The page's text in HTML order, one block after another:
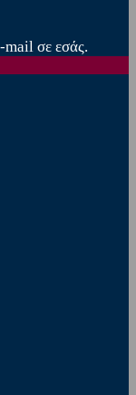
mail σε εσάς.